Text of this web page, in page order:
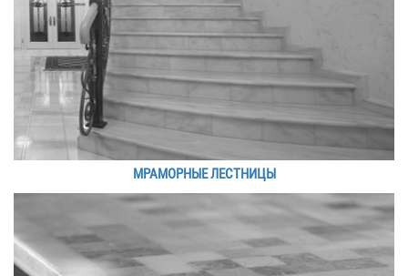
МРАМОРНЫЕ ЛЕСТНИЦЫ